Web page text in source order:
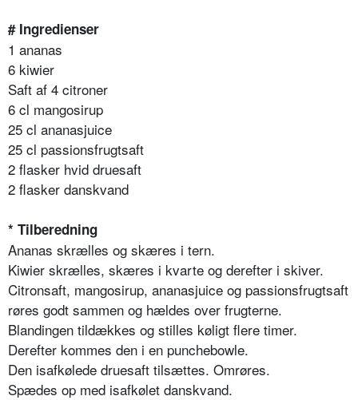
# Ingredienser
1 ananas
6 kiwier
Saft af 4 citroner
6 cl mangosirup
25 cl ananasjuice
25 cl passionsfrugtsaft
2 flasker hvid druesaft
2 flasker danskvand
* Tilberedning
Ananas skrælles og skæres i tern.
Kiwier skrælles, skæres i kvarte og derefter i skiver.
Citronsaft, mangosirup, ananasjuice og passionsfrugtsaft
røres godt sammen og hældes over frugterne.
Blandingen tildækkes og stilles køligt flere timer.
Derefter kommes den i en punchebowle.
Den isafkølede druesaft tilsættes. Omrøres.
Spædes op med isafkølet danskvand.